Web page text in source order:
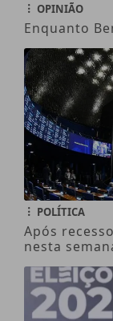
OPINIÃO
Enquanto
POLÍTICA
Após
nesta